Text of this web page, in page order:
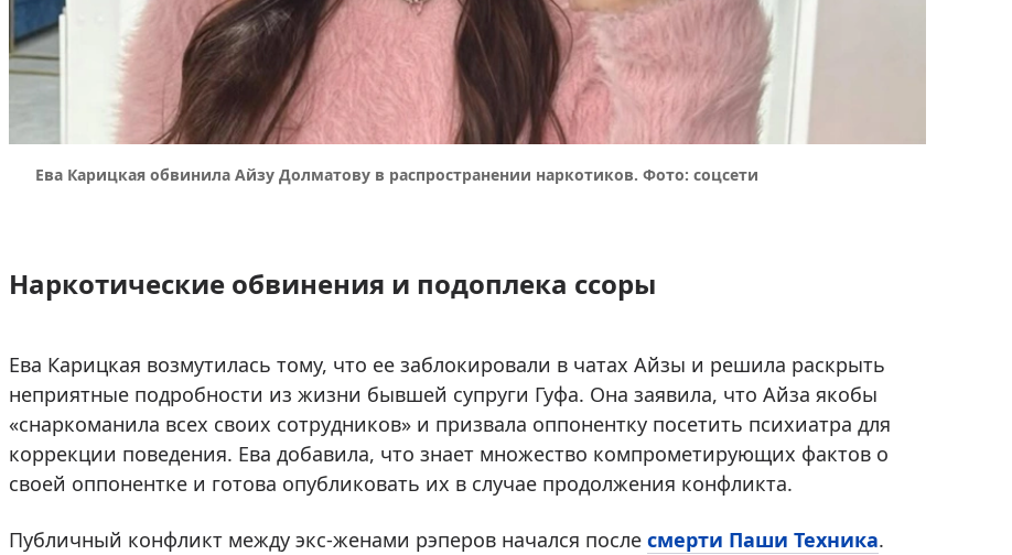
Ева Карицкая обвинила Айзу Долматову в распространении наркотиков. Фото: соцсети
Наркотические обвинения и подоплека ссоры
Ева Карицкая возмутилась тому, что ее заблокировали в чатах Айзы и решила раскрыть
неприятные подробности из жизни бывшей супруги Гуфа. Она заявила, что Айза якобы
«снаркоманила всех своих сотрудников» и призвала оппонентку посетить психиатра для
коррекции поведения. Ева добавила, что знает множество компрометирующих фактов о
своей оппонентке и готова опубликовать их в случае продолжения конфликта.
Публичный конфликт между экс-женами рэперов начался после смерти Паши Техника.